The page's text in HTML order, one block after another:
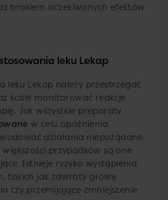
brakiem oczekiwanych efektów
leku Lekap
leku Lekap należy przestrzegać
ściśle monitorować reakcje
Jak wszystkie preparaty
w celu opóźnienia
działania niepożądane.
przypadków są one
Istnieje ryzyko wystąpienia
takich jak zawroty głowy,
czy przemijające zmniejszenie